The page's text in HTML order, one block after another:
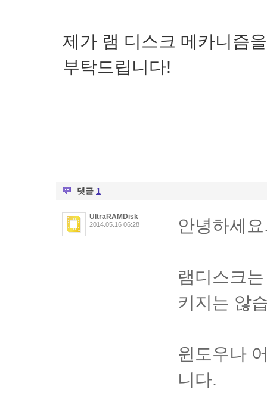
제가 램 디스크 메카니즘
부탁드립니다!
댓글 1
UltraRAMDisk
2014.05.16 06:28 안녕하세
램디스크
키지는 않
윈도우나
니다.